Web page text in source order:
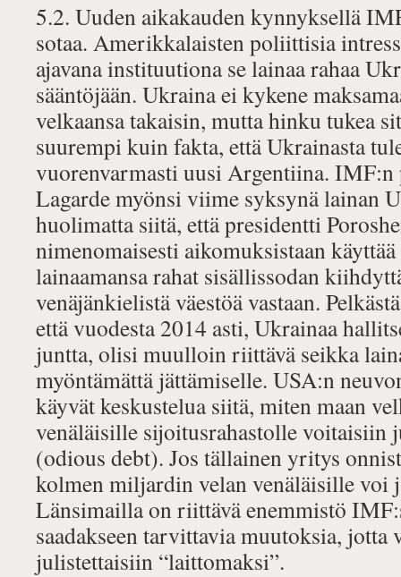
5.2. Uuden aikakauden kynnyksellä
sotaa. Amerikkalaisten poliittisia
ajavana instituutiona se lainaa rahaa
sääntöjään. Ukraina ei kykene
velkaansa takaisin, mutta hinku tukea
suurempi kuin fakta, että Ukrainasta
vuorenvarmasti uusi Argentiina. IMF:n
Lagarde myönsi viime syksynä lainan
huolimatta siitä, että presidentti
nimenomaisesti aikomuksistaan käyttää
lainaamansa rahat sisällissodan
venäjänkielistä väestöä vastaan.
että vuodesta 2014 asti, Ukrainaa
juntta, olisi muulloin riittävä seikka
myöntämättä jättämiselle. USA:n
käyvät keskustelua siitä, miten maan
venäläisille sijoitusrahastolle voitaisiin
(odious debt). Jos tällainen yritys
kolmen miljardin velan venäläisille voi
Länsimailla on riittävä enemmistö
saadakseen tarvittavia muutoksia, jotta
julistettaisiin “laittomaksi”.